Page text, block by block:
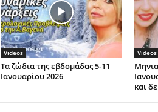
Videos
Τα ζώδια της εβδομάδας 5-11
Ιανουαρίου 2026
Videos
και